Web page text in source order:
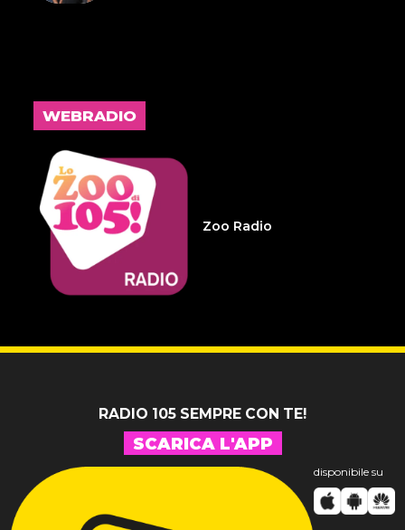
frammenti d'anima 32
14 LUGLIO 2026
Infameria Telefonica -
Sospensione patente
WEBRADIO
Zoo Radio
RADIO 105 SEMPRE CON TE!
SCARICA L'APP
disponibile su